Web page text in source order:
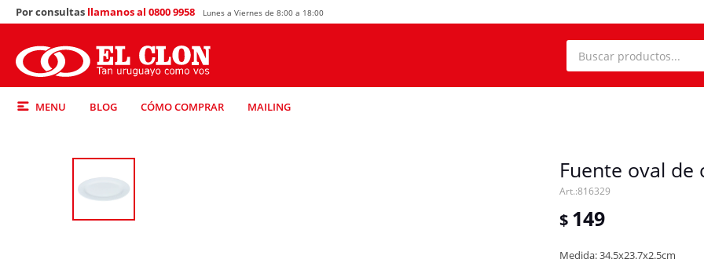
MENU BLOG CÓMO COMPRAR MAILING
Por consultas llamanos al 0800 9958 Lunes a Viernes de 8:00 a 18:00
Fuente oval de
816329
$ 149
Medida: 34.5x23.7x2.5cm